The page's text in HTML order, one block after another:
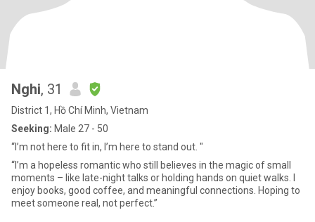
Nghi, 31
District 1, Hồ Chí Minh, Vietnam
Seeking: Male 27 - 50
“I’m not here to fit in, I’m here to stand out. "
“I’m a hopeless romantic who still believes in the magic of small
moments – like late-night talks or holding hands on quiet walks. I
enjoy books, good coffee, and meaningful connections. Hoping to
meet someone real, not perfect.”